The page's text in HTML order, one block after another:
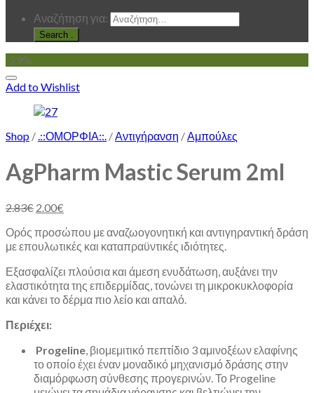
Αναζήτηση για:
.
-29%
Add to Wishlist
Shop /.::ΟΜΟΡΦΙΑ::. /Αντιγήρανση /Αμπούλες
AgPharm Mastic Serum 2ml
2.83€ 2.00€
Ορός προσώπου με αναζωογονητική και αντιγηραντική δράση
με επουλωτικές και καταπραϋντικές ιδιότητες.
Εξασφαλίζει πλούσια και άμεση ενυδάτωση, αυξάνει την
ελαστικότητα της επιδερμίδας, τονώνει τη μικροκυκλοφορία
και κάνει το δέρμα πιο λείο και απαλό.
Περιέχει:
Progeline, βιομεμιτικό πεπτίδιο 3 αμινοξέων ελαφίνης
το οποίο έχει έναν μοναδικό μηχανισμό δράσης στην
διαμόρφωση σύνθεσης προγερινών. Το Progeline